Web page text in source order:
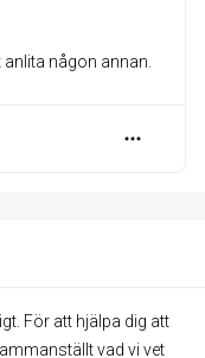
För att hjälpa dig att
vad vi vet
någon annan.